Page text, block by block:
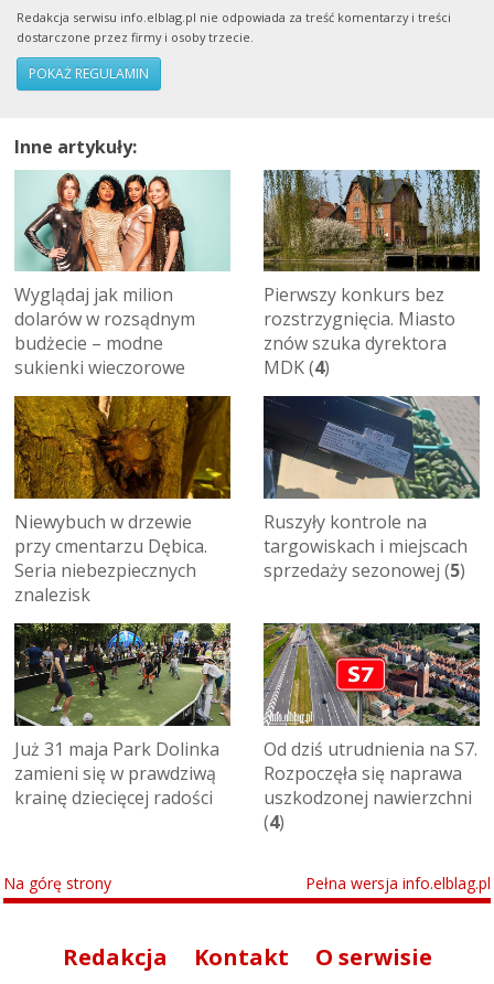
Redakcja serwisu info.elblag.pl nie odpowiada za treść komentarzy i treści
dostarczone przez firmy i osoby trzecie.
POKAŻ REGULAMIN
Inne artykuły:
Wyglądaj jak milion
dolarów w rozsądnym
budżecie – modne
sukienki wieczorowe
Pierwszy konkurs bez
rozstrzygnięcia. Miasto
znów szuka dyrektora
MDK (4)
Niewybuch w drzewie
przy cmentarzu Dębica.
Seria niebezpiecznych
znalezisk
Ruszyły kontrole na
targowiskach i miejscach
sprzedaży sezonowej (5)
Już 31 maja Park Dolinka
zamieni się w prawdziwą
krainę dziecięcej radości
Od dziś utrudnienia na S7.
Rozpoczęła się naprawa
uszkodzonej nawierzchni
(4)
Na górę strony Pełna wersja info.elblag.pl
Redakcja Kontakt O serwisie